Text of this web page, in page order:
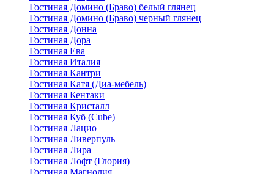
Гостиная Домино (Браво) белый глянец
Гостиная Домино (Браво) черный глянец
Гостиная Донна
Гостиная Дора
Гостиная Ева
Гостиная Италия
Гостиная Кантри
Гостиная Катя (Диа-мебель)
Гостиная Кентаки
Гостиная Кристалл
Гостиная Куб (Cube)
Гостиная Лацио
Гостиная Ливерпуль
Гостиная Лира
Гостиная Лофт (Глория)
Гостиная Магнолия